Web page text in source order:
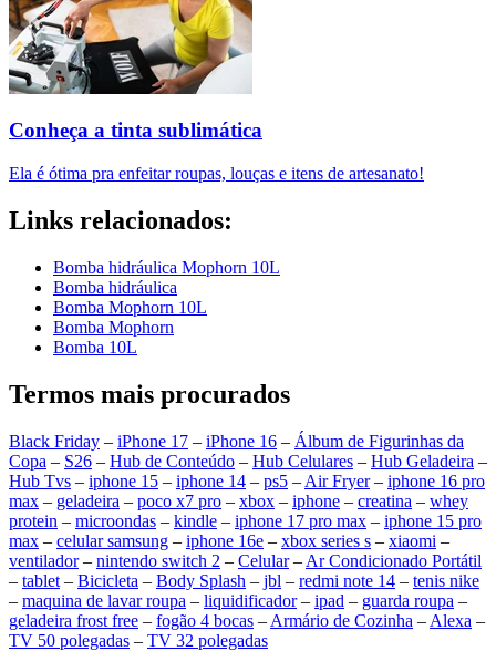
Conheça a tinta sublimática
Ela é ótima pra enfeitar roupas, louças e itens de artesanato!
Links relacionados:
Bomba hidráulica Mophorn 10L
Bomba hidráulica
Bomba Mophorn 10L
Bomba Mophorn
Bomba 10L
Termos mais procurados
Black Friday – iPhone 17 – iPhone 16 – Álbum de Figurinhas da
Copa – S26 – Hub de Conteúdo – Hub Celulares – Hub Geladeira –
Hub Tvs – iphone 15 – iphone 14 – ps5 – Air Fryer– iphone 16 pro
max – geladeira – poco x7 pro – xbox – iphone – creatina – whey
protein – microondas – kindle – iphone 17 pro max – iphone 15 pro
max – celular samsung – iphone 16e – xbox series s – xiaomi –
ventilador– nintendo switch 2 – Celular– Ar Condicionado Portátil
– tablet – Bicicleta – Body Splash – jbl – redmi note 14 – tenis nike
– maquina de lavar roupa – liquidificador– ipad – guarda roupa –
geladeira frost free – fogão 4 bocas – Armário de Cozinha – Alexa –
TV 50 polegadas – TV 32 polegadas